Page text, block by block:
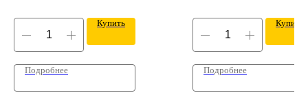
Купить
Подробнее
Купить
Подробнее